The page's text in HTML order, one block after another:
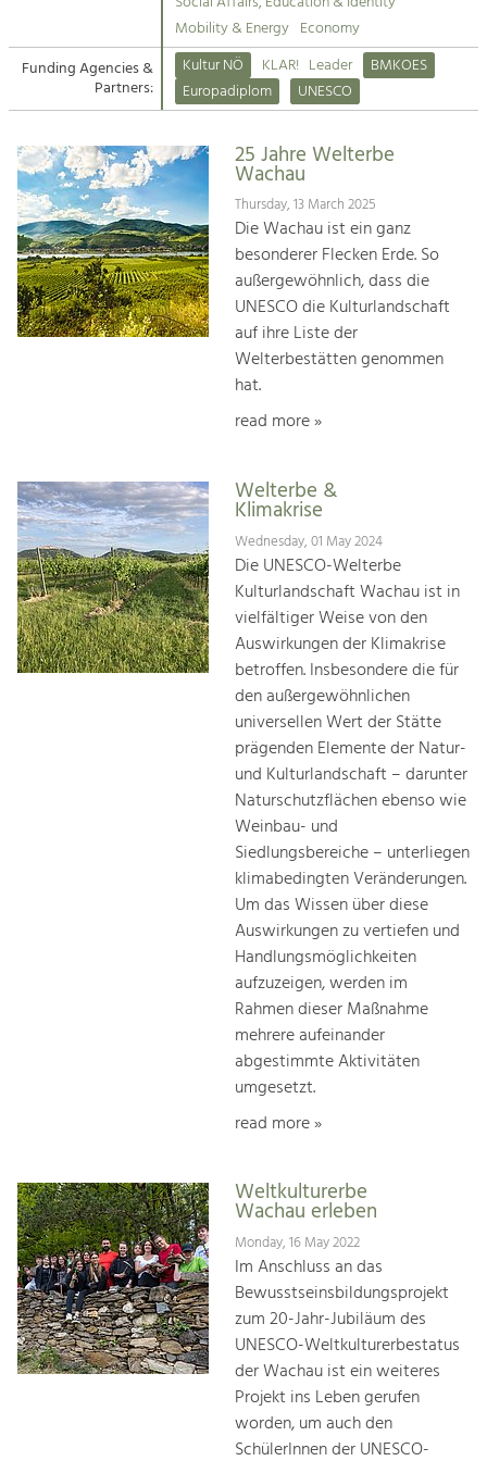
Suche
Impressum
Kontakt
Tourism
Offer Development and Positioning
Art & Culture
Crafts, Science and Research.
Social Affairs, Education
& Identity
Equality, Youth and Integration.
Climate Change, Public Transport and
Increase in Regional Value Added.
Mobility & Energy Economy
Funding Agencies &
Partners:
Kultur NÖ KLAR! Leader
BMKOES
Europadiplom
UNESCO
25 Jahre Welterbe
Wachau
Thursday, 13 March 2025
Die Wachau ist ein ganz
besonderer Flecken Erde. So
außergewöhnlich, dass die
UNESCO die Kulturlandschaft
auf ihre Liste der
Welterbestätten genommen
hat.
read more »
Welterbe &
Klimakrise
Wednesday, 01 May 2024
Die UNESCO-Welterbe
Kulturlandschaft Wachau ist in
vielfältiger Weise von den
Auswirkungen der Klimakrise
betroffen. Insbesondere die für
den außergewöhnlichen
universellen Wert der Stätte
prägenden Elemente der Natur-
und Kulturlandschaft – darunter
Naturschutzflächen ebenso wie
Weinbau- und
Siedlungsbereiche – unterliegen
klimabedingten Veränderungen.
Um das Wissen über diese
Auswirkungen zu vertiefen und
Handlungsmöglichkeiten
aufzuzeigen, werden im
Rahmen dieser Maßnahme
mehrere aufeinander
abgestimmte Aktivitäten
umgesetzt.
read more »
Weltkulturerbe
Wachau erleben
Monday, 16 May 2022
Im Anschluss an das
Bewusstseinsbildungsprojekt
zum 20-Jahr-Jubiläum des
UNESCO-Weltkulturerbestatus
der Wachau ist ein weiteres
Projekt ins Leben gerufen
worden, um auch den
SchülerInnen der UNESCO-